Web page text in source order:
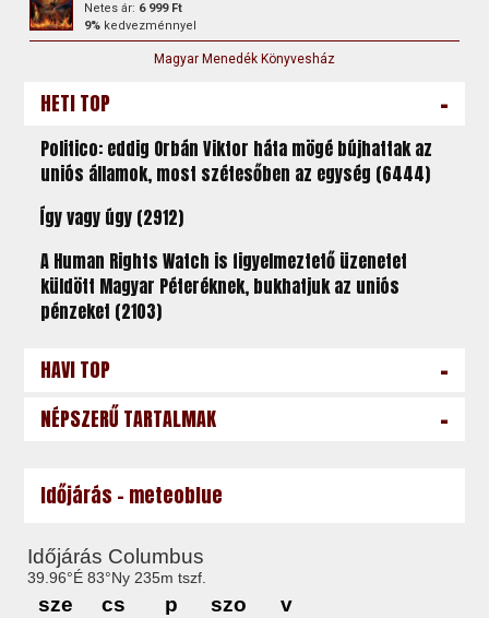
Netes ár: 6 999 Ft
9% kedvezménnyel
Magyar Menedék Könyvesház
HETI TOP -
Politico: eddig Orbán Viktor háta mögé bújhattak az
uniós államok, most szétesőben az egység (6444)
Így vagy úgy (2912)
A Human Rights Watch is figyelmeztető üzenetet
küldött Magyar Péteréknek, bukhatjuk az uniós
pénzeket (2103)
HAVI TOP -
NÉPSZERŰ TARTALMAK -
Időjárás - meteoblue